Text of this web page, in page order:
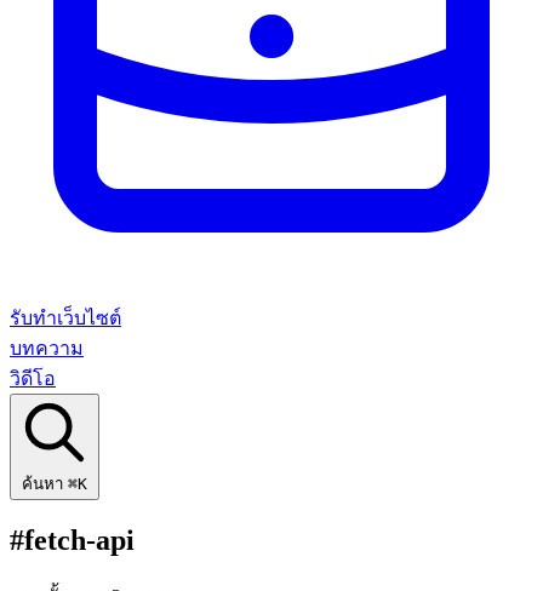
รับทำเว็บไซต์
บทความ
วิดีโอ
ค้นหา ⌘K
#fetch-api